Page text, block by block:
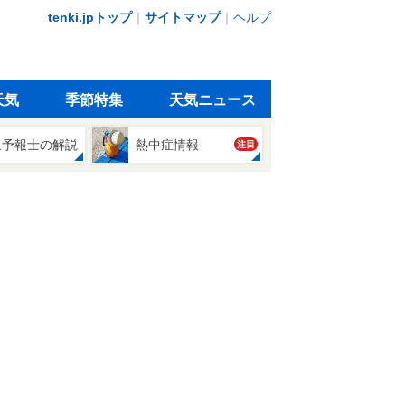
tenki.jpトップ｜ サイトマップ｜ ヘルプ
気 季節特集 天気ニュース
報士の解説 熱中症情報 注目